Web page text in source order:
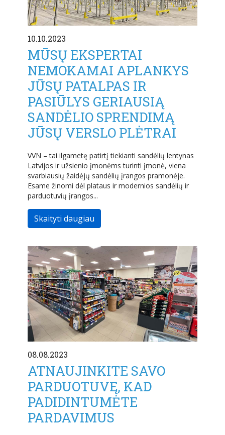
10.10.2023
MŪSŲ EKSPERTAI
NEMOKAMAI APLANKYS
JŪSŲ PATALPAS IR
PASIŪLYS GERIAUSIĄ
SANDĖLIO SPRENDIMĄ
JŪSŲ VERSLO PLĖTRAI
VVN – tai ilgametę patirtį tiekianti sandėlių lentynas
Latvijos ir užsienio įmonėms turinti įmonė, viena
svarbiausių žaidėjų sandėlių įrangos pramonėje.
Esame žinomi dėl plataus ir modernios sandėlių ir
parduotuvių įrangos...
Skaityti daugiau
08.08.2023
ATNAUJINKITE SAVO
PARDUOTUVĘ, KAD
PADIDINTUMĖTE
PARDAVIMUS